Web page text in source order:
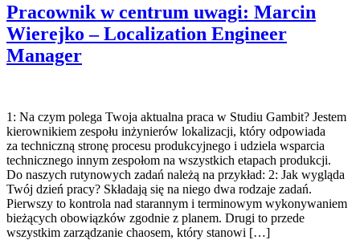
Pracownik w centrum uwagi: Marcin
Wierejko – Localization Engineer
Manager
1: Na czym polega Twoja aktualna praca w Studiu Gambit? Jestem
kierownikiem zespołu inżynierów lokalizacji, który odpowiada
za techniczną stronę procesu produkcyjnego i udziela wsparcia
technicznego innym zespołom na wszystkich etapach produkcji.
Do naszych rutynowych zadań należą na przykład: 2: Jak wygląda
Twój dzień pracy? Składają się na niego dwa rodzaje zadań.
Pierwszy to kontrola nad starannym i terminowym wykonywaniem
bieżących obowiązków zgodnie z planem. Drugi to przede
wszystkim zarządzanie chaosem, który stanowi […]